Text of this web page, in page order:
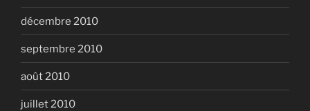
décembre 2010
septembre 2010
août 2010
juillet 2010